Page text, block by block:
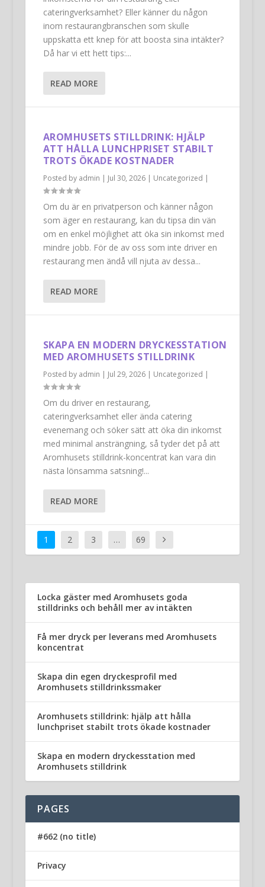
cateringverksamhet? Eller känner du någon
inom restaurangbranschen som skulle
uppskatta ett knep för att boosta sina intäkter?
Då har vi ett hett tips:...
READ MORE
AROMHUSETS STILLDRINK: HJÄLP
ATT HÅLLA LUNCHPRISET STABILT
TROTS ÖKADE KOSTNADER
Posted by admin | Jul 30, 2026| Uncategorized |
Om du är en privatperson och känner någon
som äger en restaurang, kan du tipsa din vän
om en enkel möjlighet att öka sin inkomst med
mindre jobb. För de av oss som inte driver en
restaurang men ändå vill njuta av dessa...
READ MORE
SKAPA EN MODERN DRYCKESSTATION
MED AROMHUSETS STILLDRINK
Posted by admin | Jul 29, 2026| Uncategorized |
Om du driver en restaurang,
cateringverksamhet eller ända catering
evenemang och söker sätt att öka din inkomst
med minimal ansträngning, så tyder det på att
Aromhusets stilldrink-koncentrat kan vara din
nästa lönsamma satsning!...
READ MORE
1 2 3 … 69
Locka gäster med Aromhusets goda
stilldrinks och behåll mer av intäkten
Få mer dryck per leverans med Aromhusets
koncentrat
Skapa din egen dryckesprofil med
Aromhusets stilldrinkssmaker
Aromhusets stilldrink: hjälp att hålla
lunchpriset stabilt trots ökade kostnader
Skapa en modern dryckesstation med
Aromhusets stilldrink
PAGES
#662 (no title)
Privacy